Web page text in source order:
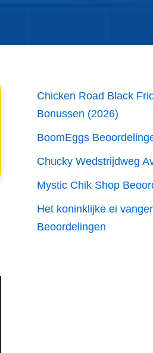
Chicken Road Black
Bonussen (2026)
BoomEggs
Chucky Wedstrijdweg
Mystic Chik Shop
Het koninklijke ei
Beoordelingen